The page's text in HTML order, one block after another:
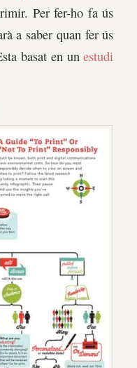
Per fer-ho fa ús
a saber quan fer ús
basat en unestudi